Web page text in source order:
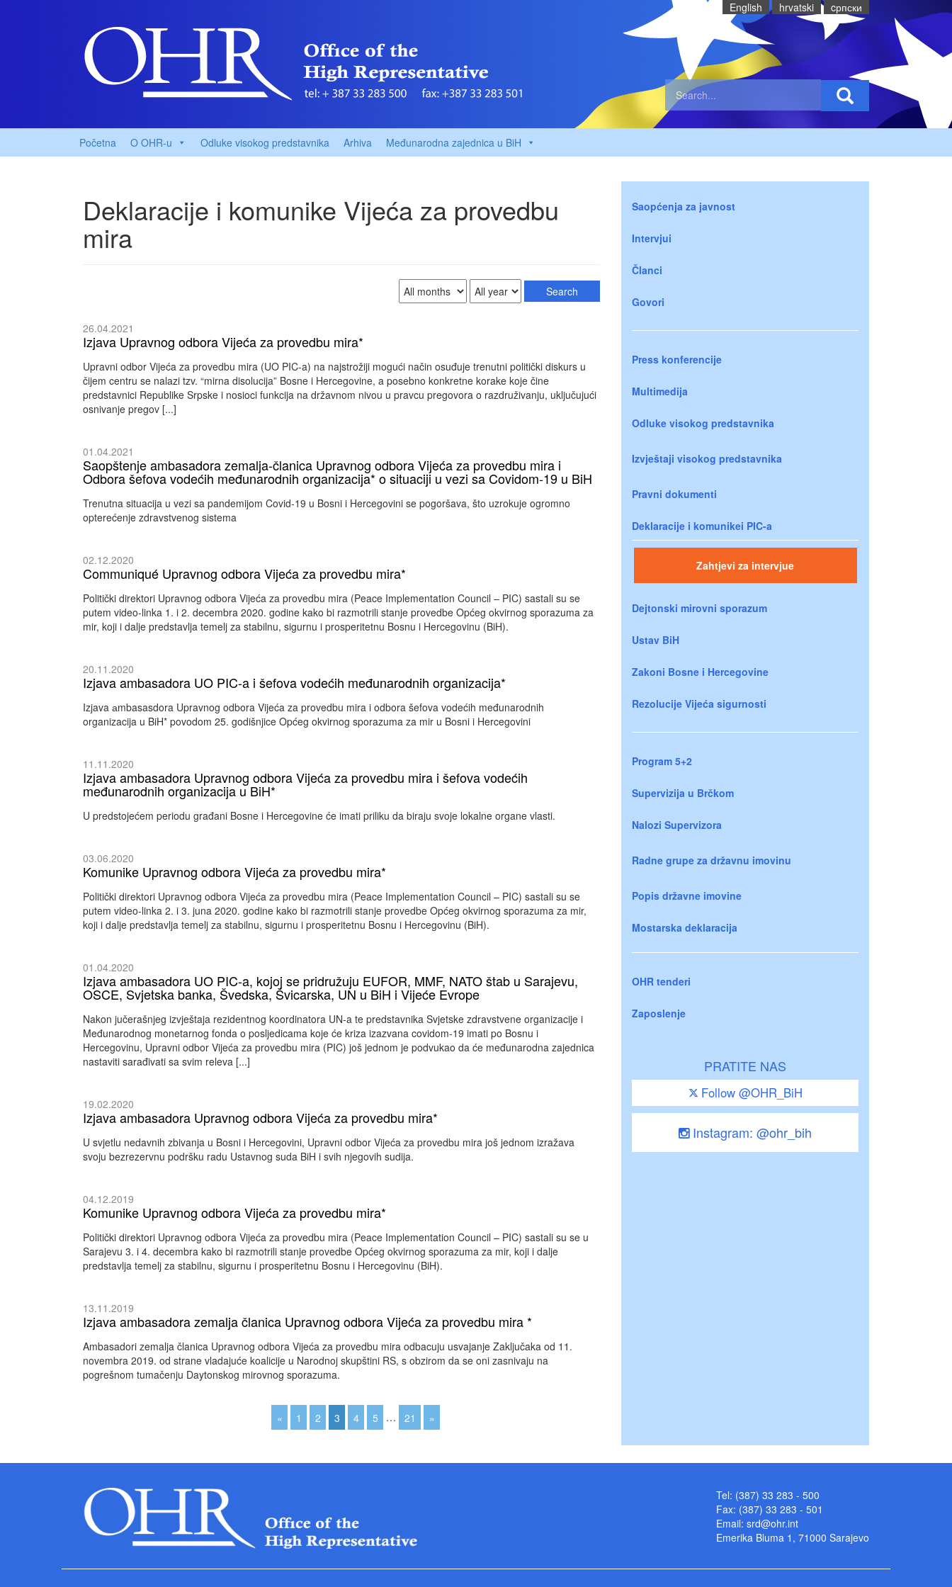
English hrvatski cрпски
Početna O OHR-u Odluke visokog predstavnika Arhiva Međunarodna zajednica u BiH
Deklaracije i komunike Vijeća za provedbu
mira
26.04.2021
Izjava Upravnog odbora Vijeća za provedbu mira*
Upravni odbor Vijeća za provedbu mira (UO PIC-a) na najstrožiji mogući način osuđuje trenutni politički diskurs u
čijem centru se nalazi tzv. “mirna disolucija” Bosne i Hercegovine, a posebno konkretne korake koje čine
predstavnici Republike Srpske i nosioci funkcija na državnom nivou u pravcu pregovora o razdruživanju, uključujući
osnivanje pregov [...]
01.04.2021
Saopštenje ambasadora zemalja-članica Upravnog odbora Vijeća za provedbu mira i
Odbora šefova vodećih međunarodnih organizacija* o situaciji u vezi sa Covidom-19 u BiH
Trenutna situacija u vezi sa pandemijom Covid-19 u Bosni i Hercegovini se pogoršava, što uzrokuje ogromno
opterećenje zdravstvenog sistema
02.12.2020
Communiqué Upravnog odbora Vijeća za provedbu mira*
Politički direktori Upravnog odbora Vijeća za provedbu mira (Peace Implementation Council – PIC) sastali su se
putem video-linka 1. i 2. decembra 2020. godine kako bi razmotrili stanje provedbe Općeg okvirnog sporazuma za
mir, koji i dalje predstavlja temelj za stabilnu, sigurnu i prosperitetnu Bosnu i Hercegovinu (BiH).
20.11.2020
Izjava ambasadora UO PIC-a i šefova vodećih međunarodnih organizacija*
Izjava аmbasasdora Upravnog odbora Vijeća za provedbu mira i odbora šefova vodećih međunarodnih
organizacija u BiH* povodom 25. godišnjice Općeg okvirnog sporazuma za mir u Bosni i Hercegovini
11.11.2020
Izjava ambasadora Upravnog odbora Vijeća za provedbu mira i šefova vodećih
međunarodnih organizacija u BiH*
U predstojećem periodu građani Bosne i Hercegovine će imati priliku da biraju svoje lokalne organe vlasti.
03.06.2020
Komunike Upravnog odbora Vijeća za provedbu mira*
Politički direktori Upravnog odbora Vijeća za provedbu mira (Peace Implementation Council – PIC) sastali su se
putem video-linka 2. i 3. juna 2020. godine kako bi razmotrili stanje provedbe Općeg okvirnog sporazuma za mir,
koji i dalje predstavlja temelj za stabilnu, sigurnu i prosperitetnu Bosnu i Hercegovinu (BiH).
01.04.2020
Izjava ambasadora UO PIC-a, kojoj se pridružuju EUFOR, MMF, NATO štab u Sarajevu,
OSCE, Svjetska banka, Švedska, Švicarska, UN u BiH i Vijeće Evrope
Nakon jučerašnjeg izvještaja rezidentnog koordinatora UN-a te predstavnika Svjetske zdravstvene organizacije i
Međunarodnog monetarnog fonda o posljedicama koje će kriza izazvana covidom-19 imati po Bosnu i
Hercegovinu, Upravni odbor Vijeća za provedbu mira (PIC) još jednom je podvukao da će međunarodna zajednica
nastaviti sarađivati sa svim releva [...]
19.02.2020
Izjava ambasadora Upravnog odbora Vijeća za provedbu mira*
U svjetlu nedavnih zbivanja u Bosni i Hercegovini, Upravni odbor Vijeća za provedbu mira još jednom izražava
svoju bezrezervnu podršku radu Ustavnog suda BiH i svih njegovih sudija.
04.12.2019
Komunike Upravnog odbora Vijeća za provedbu mira*
Politički direktori Upravnog odbora Vijeća za provedbu mira (Peace Implementation Council – PIC) sastali su se u
Sarajevu 3. i 4. decembra kako bi razmotrili stanje provedbe Općeg okvirnog sporazuma za mir, koji i dalje
predstavlja temelj za stabilnu, sigurnu i prosperitetnu Bosnu i Hercegovinu (BiH).
13.11.2019
Izjava ambasadora zemalja članica Upravnog odbora Vijeća za provedbu mira *
Ambasadori zemalja članica Upravnog odbora Vijeća za provedbu mira odbacuju usvajanje Zaključaka od 11.
novembra 2019. od strane vladajuće koalicije u Narodnoj skupštini RS, s obzirom da se oni zasnivaju na
pogrešnom tumačenju Daytonskog mirovnog sporazuma.
« 1 2 3 4 5 … 21 »
Saopćenja za javnost
Intervjui
Članci
Govori
Press konferencije
Multimedija
Odluke visokog predstavnika
Izvještaji visokog predstavnika
Pravni dokumenti
Deklaracije i komunikei PIC-a
Zahtjevi za intervjue
Dejtonski mirovni sporazum
Ustav BiH
Zakoni Bosne i Hercegovine
Rezolucije Vijeća sigurnosti
Program 5+2
Supervizija u Brčkom
Nalozi Supervizora
Radne grupe za državnu imovinu
Popis državne imovine
Mostarska deklaracija
OHR tenderi
Zaposlenje
PRATITE NAS
Follow @OHR_BiH
Instagram: @ohr_bih
Tel: (387) 33 283 - 500
Fax: (387) 33 283 - 501
Email: srd@ohr.int
Emerika Bluma 1, 71000 Sarajevo